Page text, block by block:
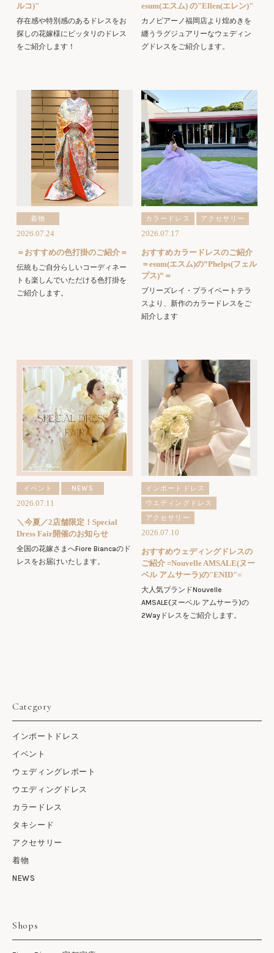
ルコ)"
存在感や特別感のあるドレスをお
探しの花嫁様にピッタリのドレス
をご紹介します！
esum(エスム) の"Ellen(エレン)"
カノビアーノ福岡店より煌めきを
纏うラグジュアリーなウェディン
グドレスをご紹介します。
着物
2026.07.24
＝おすすめの色打掛のご紹介＝
伝統もご自分らしいコーディネー
トも楽しんでいただける色打掛を
ご紹介します。
カラードレス アクセサリー
2026.07.17
おすすめカラードレスのご紹介
＝esum(エスム)の”Phelps(フェル
プス)”＝
ブリーズレイ・プライベートテラ
スより、新作のカラードレスをご
紹介します
イベント NEWS
2026.07.11
＼今夏／2店舗限定！Special
Dress Fair開催のお知らせ
全国の花嫁さまへFiore Biancaのド
レスをお届けいたします。
インポートドレス
ウエディングドレス
アクセサリー
2026.07.10
おすすめウェディングドレスの
ご紹介 =Nouvelle AMSALE(ヌー
ベル アムサーラ)の"ENID"=
大人気ブランドNouvelle
AMSALE(ヌーベル アムサーラ)の
2Wayドレスをご紹介します。
Category
インポートドレス
イベント
ウェディングレポート
ウエディングドレス
カラードレス
タキシード
アクセサリー
着物
NEWS
Shops